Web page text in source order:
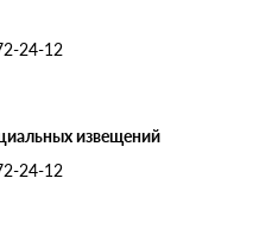
24-12
извещений
24-12